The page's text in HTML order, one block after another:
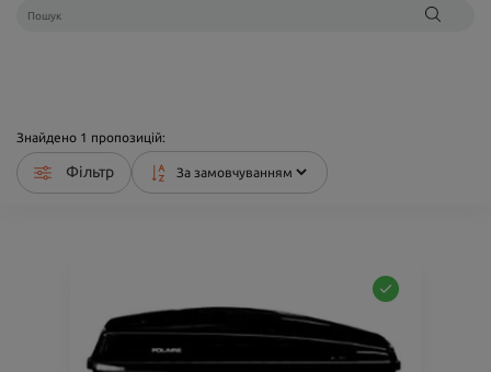
Знайдено 1 пропозицій:
Фільтр